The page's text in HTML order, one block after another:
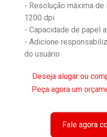
- Resolução máxima
1200 dpi
- Capacidade de papel
- Adicione
do usuário
Deseja alugar ou
Peça agora um
Fale agora